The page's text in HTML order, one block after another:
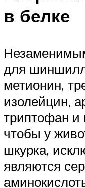
в белке
для
метионин,
изолейцин,
триптофан и
чтобы у
шкурка,
являются